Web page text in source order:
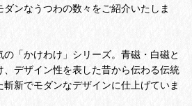
ンなうつわの数々をご紹介いたしま
の 「かけわけ」シリーズ。青磁・白磁と
デザイン性を表した昔から伝わる伝統
新でモダンなデザインに仕上げていま